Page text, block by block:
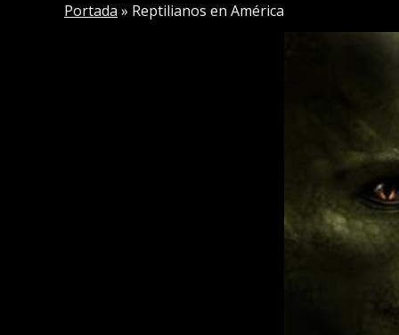
Portada » Reptilianos en América